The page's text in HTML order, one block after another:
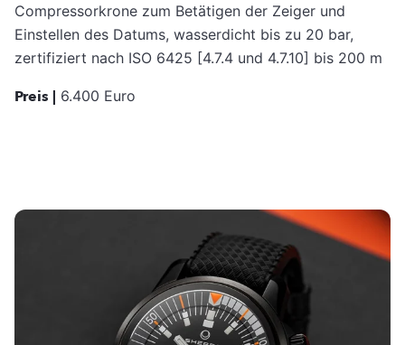
Compressorkrone zum Betätigen der Zeiger und
Einstellen des Datums, wasserdicht bis zu 20 bar,
zertifiziert nach ISO 6425 [4.7.4 und 4.7.10] bis 200 m
Preis | 6.400 Euro